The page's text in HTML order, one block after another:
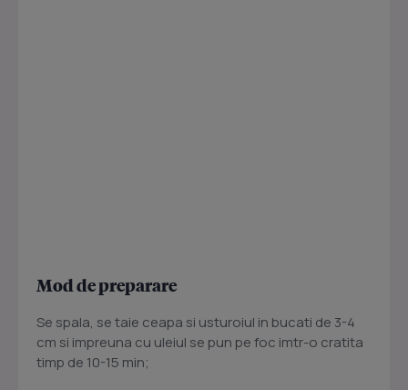
Mod de preparare
Se spala, se taie ceapa si usturoiul in bucati de 3-4
cm si impreuna cu uleiul se pun pe foc imtr-o cratita
timp de 10-15 min;